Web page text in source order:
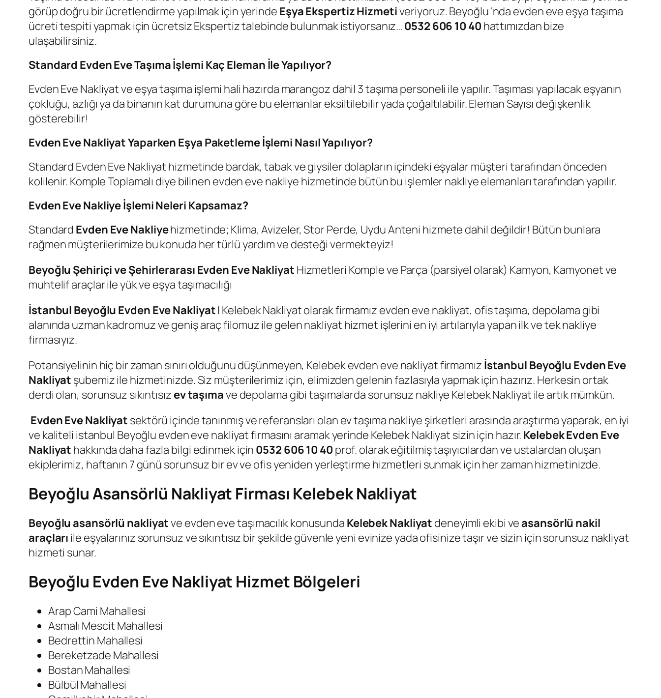
görüp doğru bir ücretlendirme yapılmak için yerinde Eşya Ekspertiz Hizmetiveriyoruz. Beyoğlu ‘nda evden eve eşya taşıma
ücreti tespiti yapmak için ücretsiz Ekspertiz talebinde bulunmak istiyorsanız… 0532 606 10 40 hattımızdan bize
ulaşabilirsiniz.
Standard Evden Eve Taşıma İşlemi Kaç Eleman İle Yapılıyor?
Evden Eve Nakliyat ve eşya taşıma işlemi hali hazırda marangoz dahil 3 taşıma personeli ile yapılır. Taşıması yapılacak eşyanın
çokluğu, azlığı ya da binanın kat durumuna göre bu elemanlar eksiltilebilir yada çoğaltılabilir. Eleman Sayısı değişkenlik
gösterebilir!
Evden Eve Nakliyat Yaparken Eşya Paketleme İşlemi Nasıl Yapılıyor?
Standard Evden Eve Nakliyat hizmetinde bardak, tabak ve giysiler dolapların içindeki eşyalar müşteri tarafından önceden
kolilenir. Komple Toplamalı diye bilinen evden eve nakliye hizmetinde bütün bu işlemler nakliye elemanları tarafından yapılır.
Evden Eve Nakliye İşlemi Neleri Kapsamaz?
Standard Evden Eve Nakliyehizmetinde; Klima, Avizeler, Stor Perde, Uydu Anteni hizmete dahil değildir! Bütün bunlara
rağmen müşterilerimize bu konuda her türlü yardım ve desteği vermekteyiz!
Beyoğlu Şehiriçi ve Şehirlerarası Evden Eve Nakliyat Hizmetleri Komple ve Parça (parsiyel olarak) Kamyon, Kamyonet ve
muhtelif araçlar ile yük ve eşya taşımacılığı
İstanbul Beyoğlu Evden Eve Nakliyat | Kelebek Nakliyat olarak firmamız evden eve nakliyat, ofis taşıma, depolama gibi
alanında uzman kadromuz ve geniş araç filomuz ile gelen nakliyat hizmet işlerini en iyi artılarıyla yapan ilk ve tek nakliye
firmasıyız.
Potansiyelinin hiç bir zaman sınırı olduğunu düşünmeyen, Kelebek evden eve nakliyat firmamız İstanbul Beyoğlu Evden Eve
Nakliyat şubemiz ile hizmetinizde. Siz müşterilerimiz için, elimizden gelenin fazlasıyla yapmak için hazırız. Herkesin ortak
derdi olan, sorunsuz sıkıntısız ev taşımave depolama gibi taşımalarda sorunsuz nakliye Kelebek Nakliyat ile artık mümkün.
Evden Eve Nakliyat sektörü içinde tanınmış ve referansları olan ev taşıma nakliye şirketleri arasında araştırma yaparak, en iyi
ve kaliteli istanbul Beyoğlu evden eve nakliyat firmasını aramak yerinde Kelebek Nakliyat sizin için hazır. Kelebek Evden Eve
Nakliyat hakkında daha fazla bilgi edinmek için 0532 606 10 40 prof. olarak eğitilmiş taşıyıcılardan ve ustalardan oluşan
ekiplerimiz, haftanın 7 günü sorunsuz bir ev ve ofis yeniden yerleştirme hizmetleri sunmak için her zaman hizmetinizde.
Beyoğlu Asansörlü Nakliyat Firması Kelebek Nakliyat
Beyoğlu asansörlü nakliyatve evden eve taşımacılık konusunda Kelebek Nakliyat deneyimli ekibi veasansörlü nakil
araçları ile eşyalarınız sorunsuz ve sıkıntısız bir şekilde güvenle yeni evinize yada ofisinize taşır ve sizin için sorunsuz nakliyat
hizmeti sunar.
Beyoğlu Evden Eve Nakliyat Hizmet Bölgeleri
Arap Cami Mahallesi
Asmalı Mescit Mahallesi
Bedrettin Mahallesi
Bereketzade Mahallesi
Bostan Mahallesi
Bülbül Mahallesi